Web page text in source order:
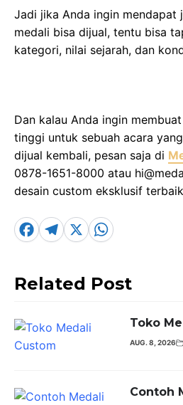
Jadi jika Anda ingin mendapat
medali bisa dijual, tentu bisa
kategori, nilai sejarah, dan
Dan kalau Anda ingin
tinggi untuk sebuah acara
dijual kembali, pesan saja di
0878-1651-8000 atau
desain custom eksklusif
F
c
e
b
o
k
T
e
g
r
a
X W
a
t
p
Related Post
Toko
AUG. 8, 2026
Contoh